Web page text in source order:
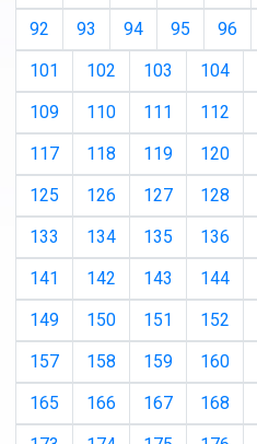
92
93 94 95 96
101
102 103 104
109
110 111 112
117
118 119 120
125
126 127 128
133
134 135 136
141
142 143 144
149
150 151 152
157
158 159 160
165
166 167 168